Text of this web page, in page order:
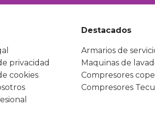
privacidad
cookies
Destacados
Armarios de
Maquinas de
Compresores
Compresores